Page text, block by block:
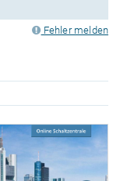
Fehler melden